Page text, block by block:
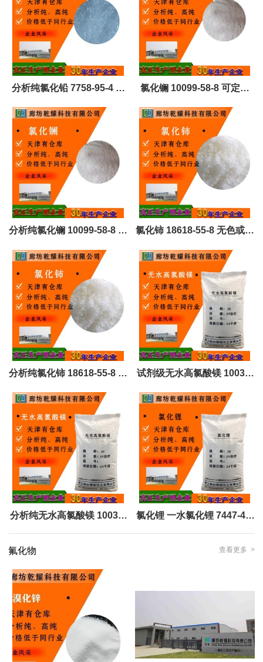
分析纯氯化铅 7758-95-4 可
定制 全国可售
氯化镧 10099-58-8 可定制
全国可售
分析纯氯化镧 10099-58-8 可
定制 全国可售
氯化铈 18618-55-8 无色或淡
黄色 全国可售
分析纯氯化铈 18618-55-8 无
色或淡黄色 全国可售
试剂级无水高氯酸镁 10034-
81-8 白色易潮解多孔粒装结
晶 全国可售
分析纯无水高氯酸镁 10034- 氯化锂 一水氯化锂 7447-41-
氟化物
查看更多 >